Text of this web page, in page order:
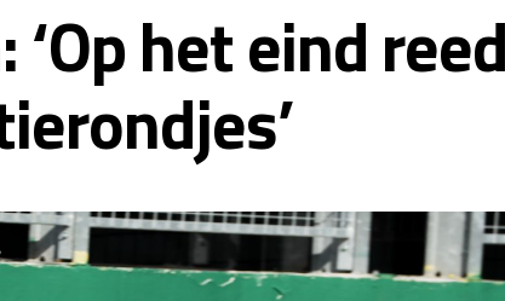
het eind